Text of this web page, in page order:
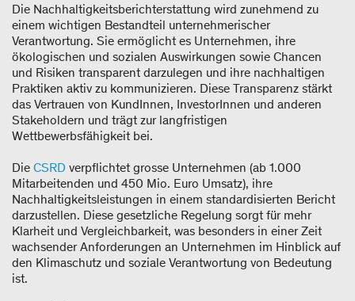
Die Nachhaltigkeitsberichterstattung wird zunehmend zu
einem wichtigen Bestandteil unternehmerischer
Verantwortung. Sie ermöglicht es Unternehmen, ihre
ökologischen und sozialen Auswirkungen sowie Chancen
und Risiken transparent darzulegen und ihre nachhaltigen
Praktiken aktiv zu kommunizieren. Diese Transparenz stärkt
das Vertrauen von KundInnen, InvestorInnen und anderen
Stakeholdern und trägt zur langfristigen
Wettbewerbsfähigkeit bei.
Die CSRD verpflichtet grosse Unternehmen (ab 1.000
Mitarbeitenden und 450 Mio. Euro Umsatz), ihre
Nachhaltigkeitsleistungen in einem standardisierten Bericht
darzustellen. Diese gesetzliche Regelung sorgt für mehr
Klarheit und Vergleichbarkeit, was besonders in einer Zeit
wachsender Anforderungen an Unternehmen im Hinblick auf
den Klimaschutz und soziale Verantwortung von Bedeutung
ist.